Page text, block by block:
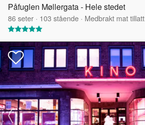
Påfuglen Møllergata - Hele stedet
86seter · 103 stående · Medbrakt mat tillatt